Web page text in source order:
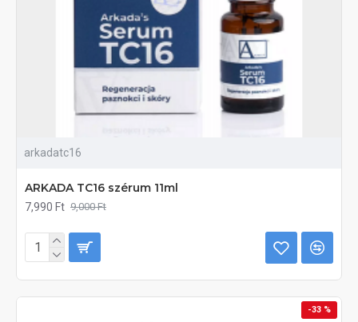
arkadatc16
ARKADA TC16 szérum 11ml
7,990 Ft 9,000 Ft
-33 %